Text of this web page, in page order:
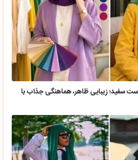
سفید؛ زیبایی ظاهر، هماهنگی جذاب با